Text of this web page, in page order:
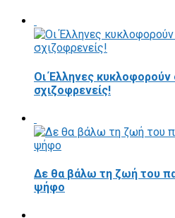
Οι Έλληνες
σχιζοφρενείς!
Δε θα βάλω τη ζωή του
ψήφο